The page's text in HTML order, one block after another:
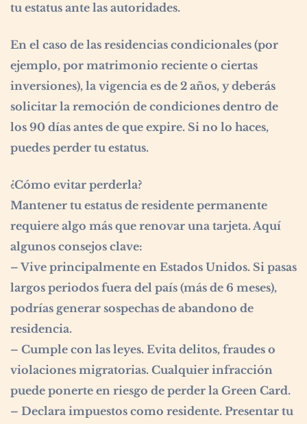
tu estatus ante las autoridades.
En el caso de las residencias condicionales (por
ejemplo, por matrimonio reciente o ciertas
inversiones), la vigencia es de 2 años, y deberás
solicitar la remoción de condiciones dentro de
los 90 días antes de que expire. Si no lo haces,
puedes perder tu estatus.
¿Cómo evitar perderla?
Mantener tu estatus de residente permanente
requiere algo más que renovar una tarjeta. Aquí
algunos consejos clave:
– Vive principalmente en Estados Unidos. Si pasas
largos periodos fuera del país (más de 6 meses),
podrías generar sospechas de abandono de
residencia.
– Cumple con las leyes. Evita delitos, fraudes o
violaciones migratorias. Cualquier infracción
puede ponerte en riesgo de perder la Green Card.
– Declara impuestos como residente. Presentar tu